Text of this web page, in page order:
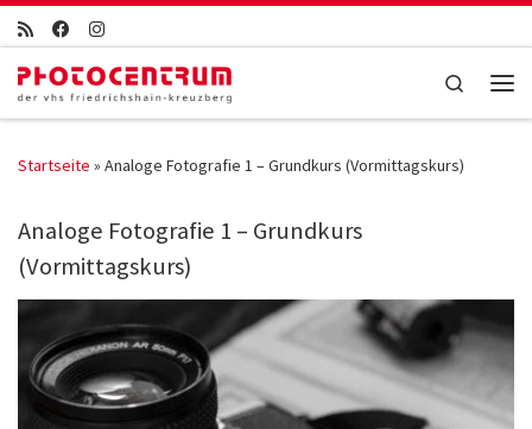
Zum Inhalt springen
Search
Startseite » Analoge Fotografie 1 – Grundkurs (Vormittagskurs)
Analoge Fotografie 1 – Grundkurs
(Vormittagskurs)